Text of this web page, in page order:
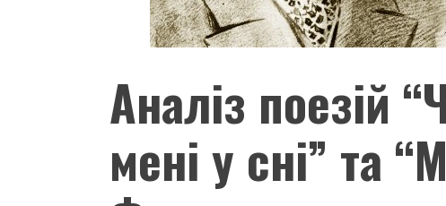
Аналіз поезій
мені у сні” та